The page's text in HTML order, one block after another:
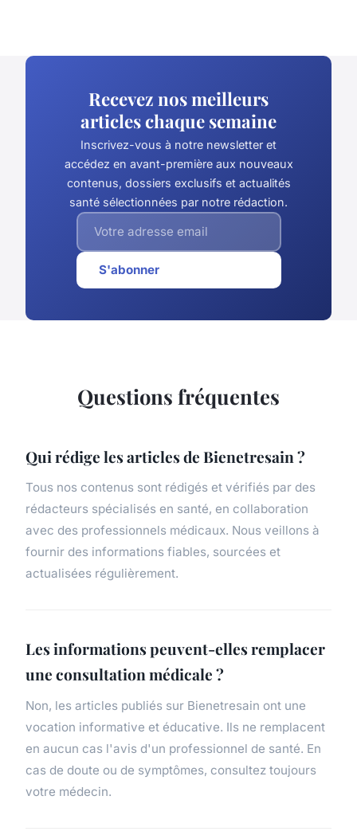
Recevez nos meilleurs
articles chaque semaine
Inscrivez-vous à notre newsletter et
accédez en avant-première aux nouveaux
contenus, dossiers exclusifs et actualités
santé sélectionnées par notre rédaction.
S'abonner
Questions fréquentes
Qui rédige les articles de Bienetresain ?
Tous nos contenus sont rédigés et vérifiés par des
rédacteurs spécialisés en santé, en collaboration
avec des professionnels médicaux. Nous veillons à
fournir des informations fiables, sourcées et
actualisées régulièrement.
Les informations peuvent-elles remplacer
une consultation médicale ?
Non, les articles publiés sur Bienetresain ont une
vocation informative et éducative. Ils ne remplacent
en aucun cas l'avis d'un professionnel de santé. En
cas de doute ou de symptômes, consultez toujours
votre médecin.